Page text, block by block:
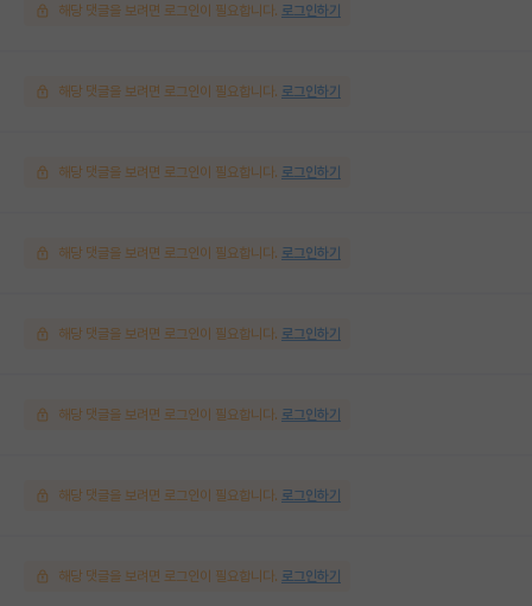
해당 댓글을 보려면 로그인이 필요합니다. 로그인하기
해당 댓글을 보려면 로그인이 필요합니다. 로그인하기
해당 댓글을 보려면 로그인이 필요합니다. 로그인하기
해당 댓글을 보려면 로그인이 필요합니다. 로그인하기
해당 댓글을 보려면 로그인이 필요합니다. 로그인하기
해당 댓글을 보려면 로그인이 필요합니다. 로그인하기
해당 댓글을 보려면 로그인이 필요합니다. 로그인하기
해당 댓글을 보려면 로그인이 필요합니다. 로그인하기